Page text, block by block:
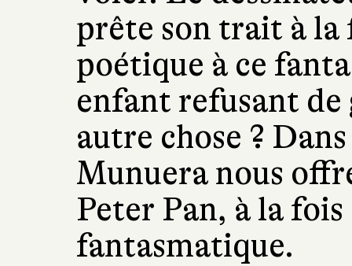
prête son trait à la
poétique à ce
enfant refusant
autre chose ?
Munuera nous
Peter Pan, à la
fantasmatique.